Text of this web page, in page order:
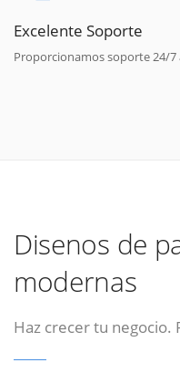
Excelente Soporte
Proporcionamos soporte 24/7
Disenos de
modernas
Haz crecer tu negocio.